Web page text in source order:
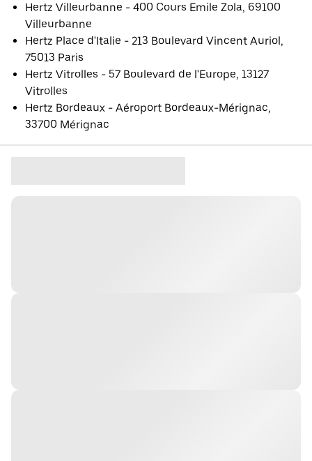
Hertz Villeurbanne - 400 Cours Emile Zola, 69100
Villeurbanne
Hertz Place d'Italie - 213 Boulevard Vincent Auriol,
75013 Paris
Hertz Vitrolles - 57 Boulevard de l'Europe, 13127
Vitrolles
Hertz Bordeaux - Aéroport Bordeaux-Mérignac,
33700 Mérignac